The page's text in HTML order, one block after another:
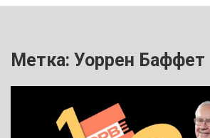
Метка: Уоррен Баффет